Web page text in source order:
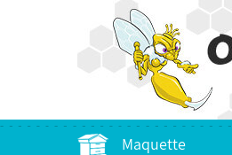
Maquette